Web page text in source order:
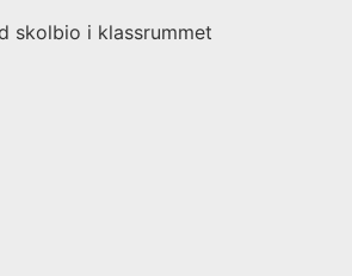
skolbio i klassrummet